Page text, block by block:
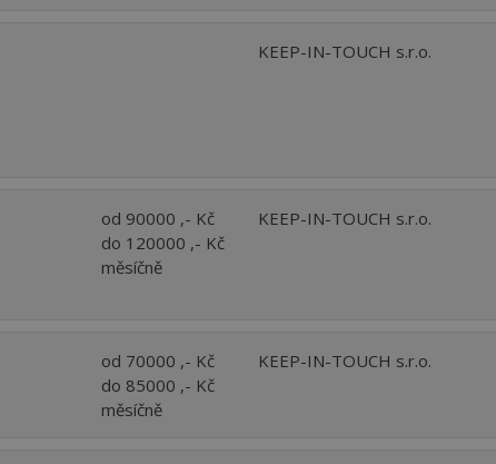
KEEP-IN-TOUCH s.r.o.
od 90000 ,- Kč
do 120000 ,- Kč
měsíčně
KEEP-IN-TOUCH s.r.o.
od 70000 ,- Kč
do 85000 ,- Kč
měsíčně
KEEP-IN-TOUCH s.r.o.